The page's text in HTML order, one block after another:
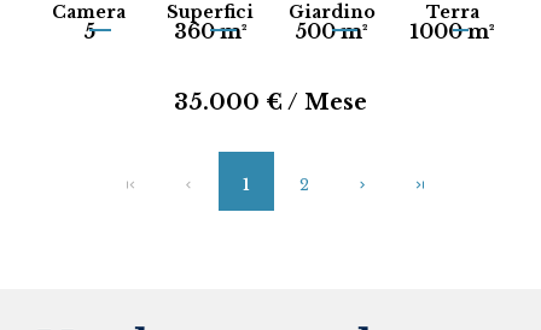
Camera
5
Superfici
360 m²
Giardino
500 m²
Terra
1000 m²
35.000 € / Mese
1 2